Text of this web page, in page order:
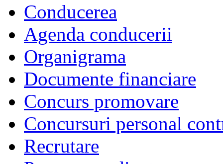
Conducerea
Agenda conducerii
Organigrama
Documente financiare
Concurs promovare
Concursuri personal
Recrutare